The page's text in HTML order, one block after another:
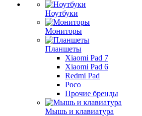
Ноутбуки
Мониторы
Планшеты
Xiaomi Pad 7
Xiaomi Pad 6
Redmi Pad
Poco
Прочие бренды
Мышь и клавиатура